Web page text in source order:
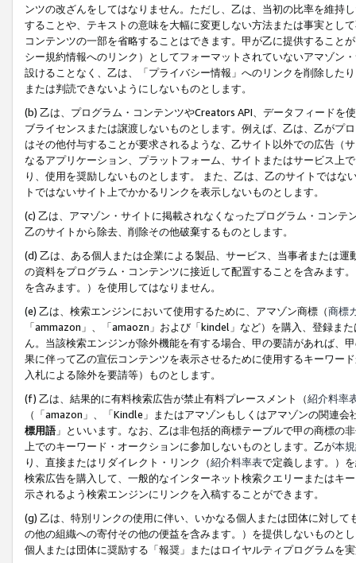
ンツの改ざんをしてはなりません。ただし、乙は、当初の比率を維持
することや、テキストの意味を大幅に変更しない方法または事実とし
コンテンツの一部を省略することはできます。甲が乙に提供すること
シー規約情報へのリンク）としてフォーマットされていないアマゾン
設けることなく、乙は、「プライバシー情報」へのリンクを削除した
または判読できないようにしないものとします。
(b) 乙は、プログラム・コンテンツやCreators API、データフィード
ブライセンスまたは譲渡しないものとします。例えば、乙は、乙がプ
はその他付与することが要求されるような、乙サイト以外での広告（
なるアプリケーション、プラットフォーム、サイトまたはサービス上
り、使用を奨励しないものとします。 また、乙は、乙のサイトでは
トではないサイト上でかかるリンクを表示しないものとします。
(c) 乙は、アマゾン・サイトに掲載されなくなったプログラム・コン
乙のサイトから除去、削除その他破棄するものとします。
(d) 乙は、ある個人または企業による製品、サービス、当事者または
の資料をプログラム・コンテンツに接近して配置することを含みます
を含みます。）を使用してはなりません。
(e) 乙は、検索エンジンにおいて使用するために、アマゾン商標（商標
「ammazon」、「amaozn」および「kindel」など）を購入、登録ま
ん。当該検索エンジンが除外機能を有する場合、甲の要請があれば、
果に伴って乙の宣伝コンテンツを表示させるために使用するキーワー
入札による除外を要請等）ものとします。
(f) 乙は、結果的に有料検索広告が禁止有料プレースメント（紹介料率
（「amazon」、「Kindle」またはアマゾンもしくはアマゾンの関連
標用語」といいます。なお、乙は非包括的商標テーブルで甲の商標の
上でのキーワード・オークションに参加しないものとします。乙が本
り、直接またはリダイレクト・リンク（紹介料率表で定義します。）
検索広告を購入して、一般的なインターネット検索クエリーまたはキ
示されるよう検索エンジンにリンクを入稿することができます。
(g) 乙は、特別リンクの使用に伴い、いかなる個人または団体に対し
の他の組織への寄付その他の便益を含みます。）を提供しないものと
個人または団体に奨励する「報奨」またはロイヤルティプログラムを